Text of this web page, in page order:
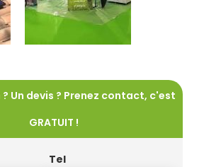
Un devis ? Prenez contact, c'est
GRATUIT !
Tel